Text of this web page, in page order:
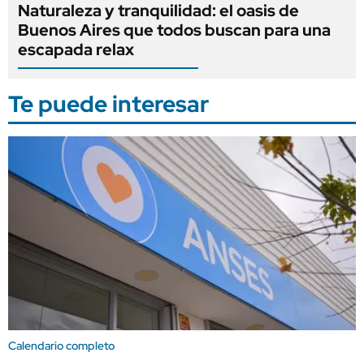
Naturaleza y tranquilidad: el oasis de
Buenos Aires que todos buscan para una
escapada relax
Te puede interesar
Calendario completo